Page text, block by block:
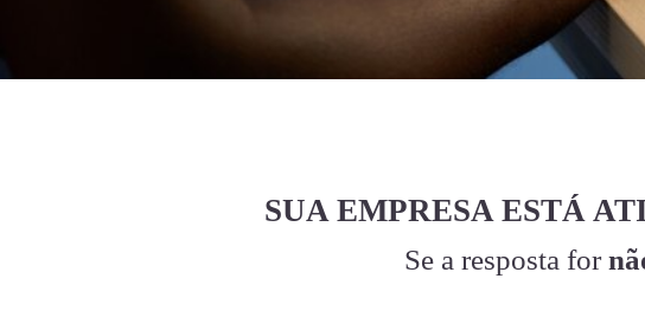
SUA EMPRESA ESTÁ
Se a resposta for